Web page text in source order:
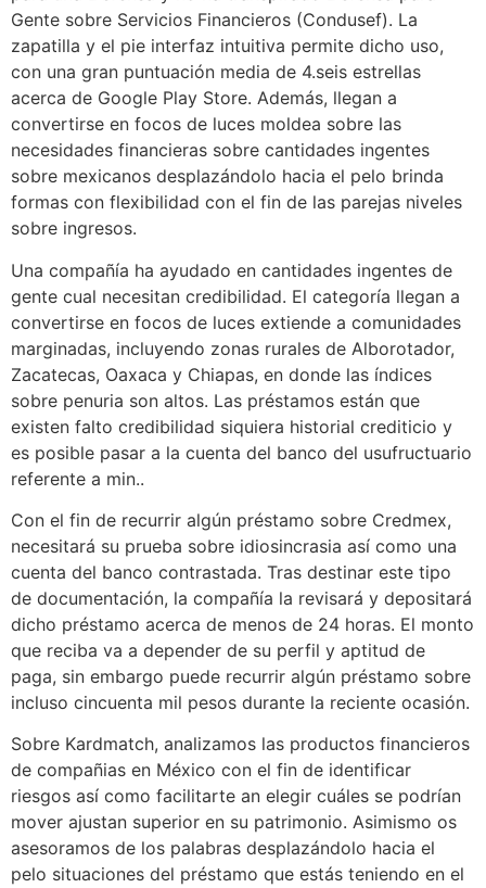
Gente sobre Servicios Financieros (Condusef). La
zapatilla y el pie interfaz intuitiva permite dicho uso,
con una gran puntuación media de 4.seis estrellas
acerca de Google Play Store. Además, llegan a
convertirse en focos de luces moldea sobre las
necesidades financieras sobre cantidades ingentes
sobre mexicanos desplazándolo hacia el pelo brinda
formas con flexibilidad con el fin de las parejas niveles
sobre ingresos.
Una compañía ha ayudado en cantidades ingentes de
gente cual necesitan credibilidad. El categoría llegan a
convertirse en focos de luces extiende a comunidades
marginadas, incluyendo zonas rurales de Alborotador,
Zacatecas, Oaxaca y Chiapas, en donde las índices
sobre penuria son altos. Las préstamos están que
existen falto credibilidad siquiera historial crediticio y
es posible pasar a la cuenta del banco del usufructuario
referente a min..
Con el fin de recurrir algún préstamo sobre Credmex,
necesitará su prueba sobre idiosincrasia así­ como una
cuenta del banco contrastada. Tras destinar este tipo
de documentación, la compañía la revisará y depositará
dicho préstamo acerca de menos de 24 horas. El monto
que reciba va a depender de su perfil y aptitud de
paga, sin embargo puede recurrir algún préstamo sobre
incluso cincuenta mil pesos durante la reciente ocasión.
Sobre Kardmatch, analizamos las productos financieros
de compañias en México con el fin de identificar
riesgos así­ como facilitarte an elegir cuáles se podrí­an
mover ajustan superior en su patrimonio. Asimismo os
asesoramos de los palabras desplazándolo hacia el
pelo situaciones del préstamo que estás teniendo en el